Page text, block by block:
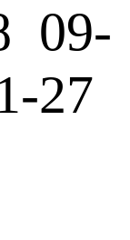
09-
27